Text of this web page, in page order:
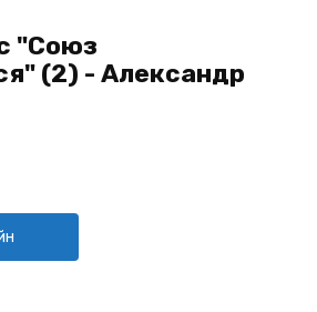
"Союз
(2) - Александр